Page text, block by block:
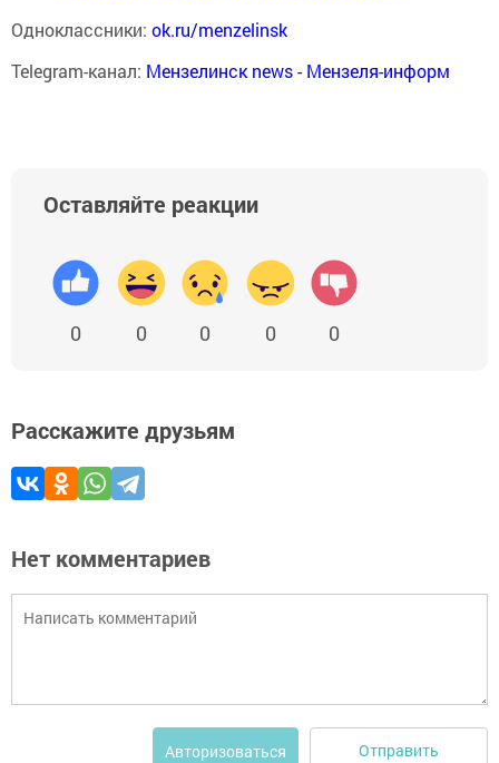
Одноклассники: ok.ru/menzelinsk
Telegram-канал: Мензелинск news - Мензеля-информ
Оставляйте реакции
0 0 0 0 0
Расскажите друзьям
Нет комментариев
Авторизоваться Отправить